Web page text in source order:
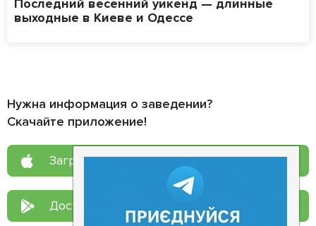
Последний весенний уикенд — длинные
выходные в Киеве и Одессе
Нужна информация о заведении?
Скачайте приложение!
Загрузите в App Store
Доступно в Google Play